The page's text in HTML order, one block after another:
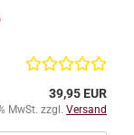
39,95 EUR
MwSt. zzgl. Versand